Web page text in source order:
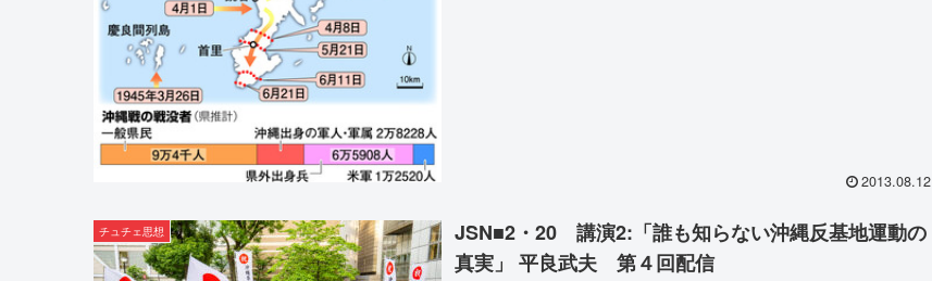
2013.08.12
チュチェ思想
JSN■2・20 講演2:「誰も知らない沖縄反基地運動の
真実」 平良武夫 第４回配信